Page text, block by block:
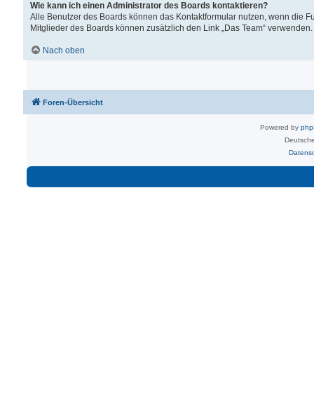
Wie kann ich einen Administrator des Boards kontaktieren?
Alle Benutzer des Boards können das Kontaktformular nutzen, wenn die
Mitglieder des Boards können zusätzlich den Link „Das Team“ verwenden.
Nach oben
Foren-Übersicht
Powered by